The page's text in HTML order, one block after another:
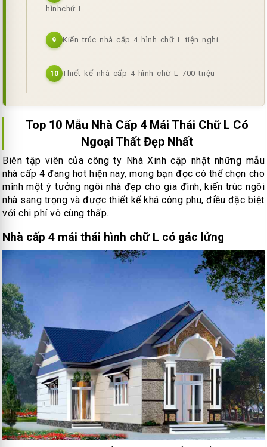
hìnhchứ L
9 Kiến trúc nhà cấp 4 hình chữ L tiện nghi
10 Thiết kế nhà cấp 4 hình chữ L 700 triệu
Top 10 Mẫu Nhà Cấp 4 Mái Thái Chữ L Có
Ngoại Thất Đẹp Nhất
Biên tập viên của công ty Nhà Xinh cập nhật những mẫu
nhà cấp 4 đang hot hiện nay, mong bạn đọc có thể chọn cho
mình một ý tưởng ngôi nhà đẹp cho gia đình, kiến trúc ngôi
nhà sang trọng và được thiết kế khá công phu, điều đặc biệt
với chi phí vô cùng thấp.
Nhà cấp 4 mái thái hình chữ L có gác lửng